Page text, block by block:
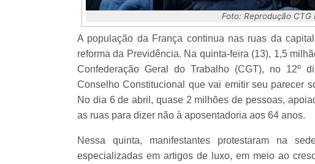
Foto: Reprodução CTG
A população da França continua nas ruas da
reforma da Previdência. Na quinta-feira (13), 1,5
Confederação Geral do Trabalho (CGT), no 12º
Conselho Constitucional que vai emitir seu parecer
No dia 6 de abril, quase 2 milhões de pessoas,
as ruas para dizer não à aposentadoria aos 64 anos.
Nessa quinta, manifestantes protestaram na
especializadas em artigos de luxo, em meio ao